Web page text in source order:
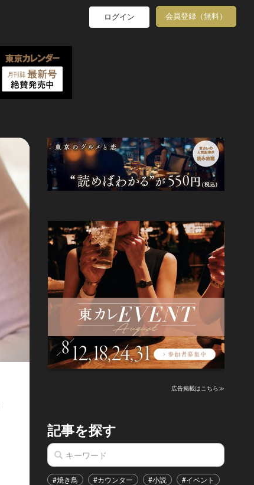
ログイン 会員登録（無料）
広告掲載はこちら≫
記事を探す
#焼き鳥 #カウンター #小説 #イベント